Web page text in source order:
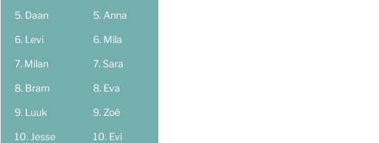
Daan
Levi
Milan
Bram
Luuk
Jesse
Anna
Mila
Sara
Eva
Zoë
Evi